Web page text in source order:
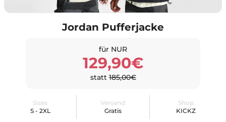
Jordan Pufferjacke
für NUR
129,90€
statt185,00€
Sizes
S - 2XL
Versand
Gratis
Shop
KICKZ